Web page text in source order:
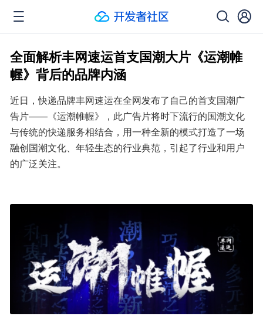
全面解析丰网速运首支国潮大片《运潮帷
幄》背后的品牌内涵
近日，快递品牌丰网速运在全网发布了自己的首支国潮广
告片——《运潮帷幄》，此广告片将时下流行的国潮文化
与传统的快递服务相结合，用一种全新的模式打造了一场
融创国潮文化、年轻生态的行业典范，引起了行业和用户
的广泛关注。